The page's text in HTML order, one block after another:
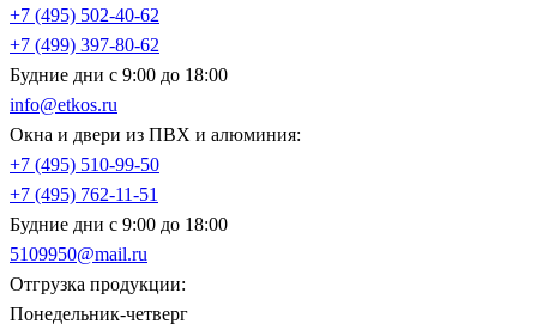
+7 (495) 502-40-62
+7 (499) 397-80-62
Будние дни с 9:00 до 18:00
info@etkos.ru
Окна и двери из ПВХ и алюминия:
+7 (495) 510-99-50
+7 (495) 762-11-51
Будние дни с 9:00 до 18:00
5109950@mail.ru
Отгрузка продукции:
Понедельник-четверг